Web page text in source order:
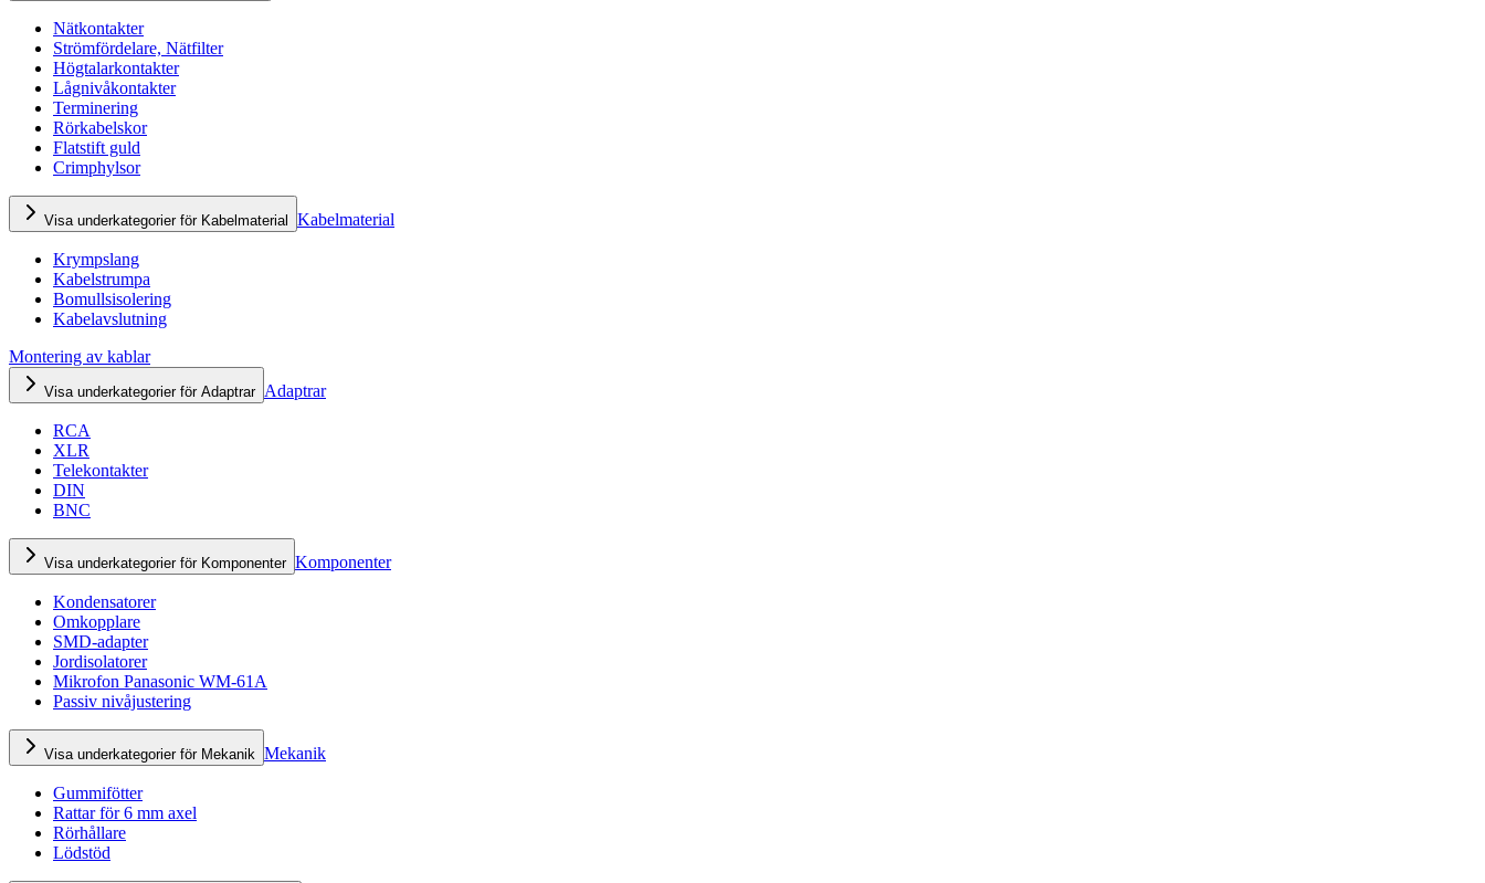
Nätkontakter
Strömfördelare, Nätfilter
Högtalarkontakter
Lågnivåkontakter
Terminering
Rörkabelskor
Flatstift guld
Crimphylsor
Visa underkategorier för Kabelmaterial Kabelmaterial
Krympslang
Kabelstrumpa
Bomullsisolering
Kabelavslutning
Montering av kablar
Visa underkategorier för Adaptrar Adaptrar
RCA
XLR
Telekontakter
DIN
BNC
Visa underkategorier för Komponenter Komponenter
Kondensatorer
Omkopplare
SMD-adapter
Jordisolatorer
Mikrofon Panasonic WM-61A
Passiv nivåjustering
Visa underkategorier för Mekanik Mekanik
Gummifötter
Rattar för 6 mm axel
Rörhållare
Lödstöd